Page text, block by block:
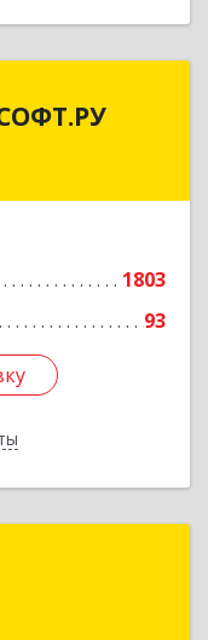
1803
93
Ф1СОФТ.РУ
проезд, дом №
пер, дом №